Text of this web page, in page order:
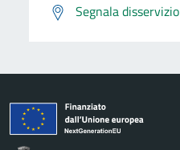
Segnala disservizio